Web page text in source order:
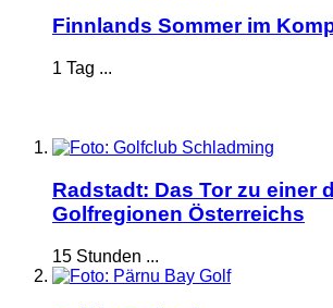
Finnlands Sommer im
1 Tag ...
Radstadt: Das Tor zu einer
Golfregionen Österreichs
15 Stunden ...